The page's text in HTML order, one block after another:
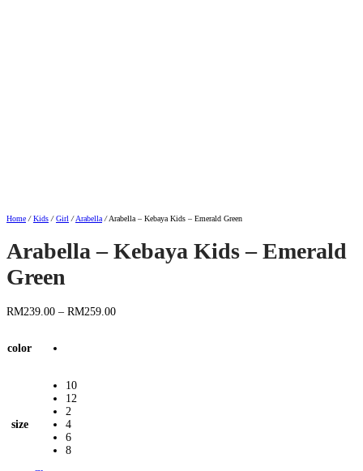
Home / Kids / Girl / Arabella /Arabella – Kebaya Kids – Emerald Green
Arabella – Kebaya Kids – Emerald
Green
RM239.00 – RM259.00Price
color
size
10
12
2
4
6
8